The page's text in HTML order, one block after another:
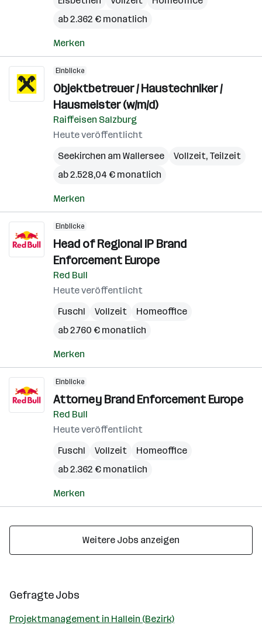
ab 2.362 € monatlich
Merken
Einblicke
Objektbetreuer / Haustechniker /
Hausmeister (w/m/d)
Raiffeisen Salzburg
Heute veröffentlicht
Seekirchen am Wallersee
Vollzeit, Teilzeit
ab 2.528,04 € monatlich
Merken
Einblicke
Head of Regional IP Brand
Enforcement Europe
Red Bull
Heute veröffentlicht
Fuschl
Vollzeit
Homeoffice
ab 2.760 € monatlich
Merken
Einblicke
Attorney Brand Enforcement Europe
Red Bull
Heute veröffentlicht
Fuschl
Vollzeit
Homeoffice
ab 2.362 € monatlich
Merken
Weitere Jobs anzeigen
Gefragte Jobs
Projektmanagement in Hallein (Bezirk)